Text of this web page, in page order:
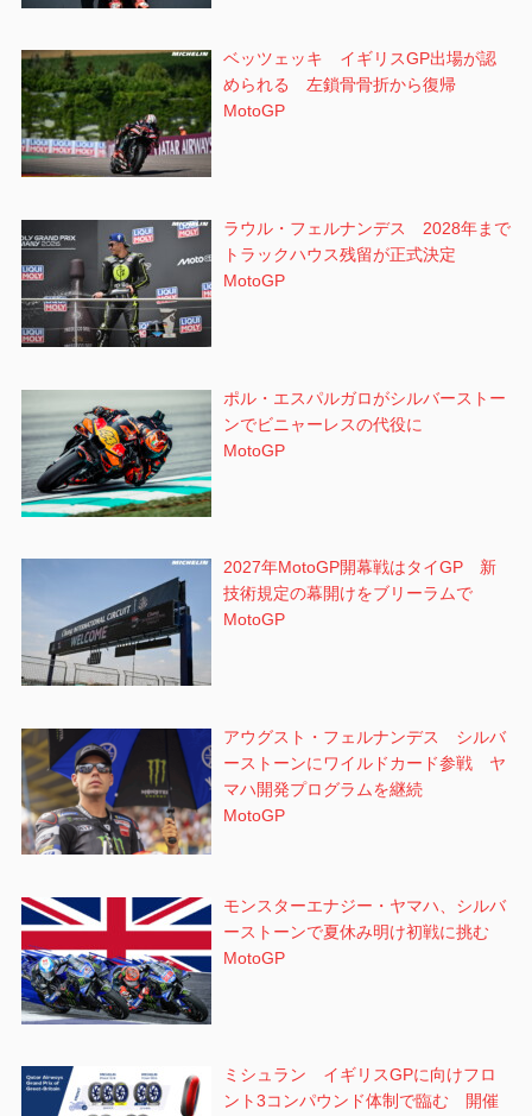
ベッツェッキ イギリスGP出場が認
められる 左鎖骨骨折から復帰
MotoGP
ラウル・フェルナンデス 2028年まで
トラックハウス残留が正式決定
MotoGP
ポル・エスパルガロがシルバーストー
ンでビニャーレスの代役に
MotoGP
2027年MotoGP開幕戦はタイGP 新
技術規定の幕開けをブリーラムで
MotoGP
アウグスト・フェルナンデス シルバ
ーストーンにワイルドカード参戦 ヤ
マハ開発プログラムを継続
MotoGP
モンスターエナジー・ヤマハ、シルバ
ーストーンで夏休み明け初戦に挑む
MotoGP
ミシュラン イギリスGPに向けフロ
ント3コンパウンド体制で臨む 開催